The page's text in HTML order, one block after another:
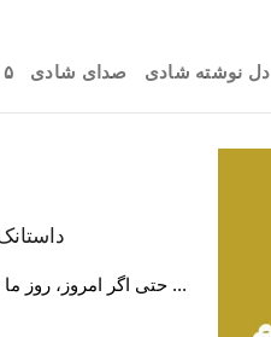
دل نوشته شادی صدای شادی ۵ دقیقه های شادی
حتی اگر امروز، روز ما نباشد فقط لازم است که باور کنیم که پروردگار همه ...